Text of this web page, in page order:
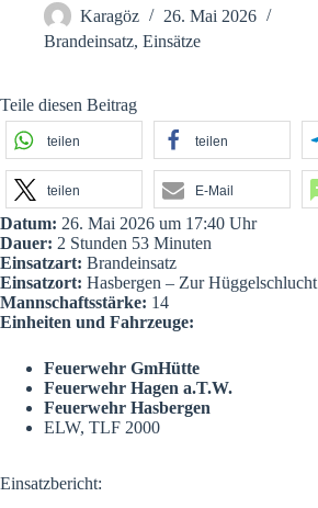
Karagöz
26. Mai 2026
Brandeinsatz, Einsätze
Teile diesen Beitrag
teilen teilen
teilen E-Mail
Datum: 26. Mai 2026 um 17:40 Uhr
Dauer: 2 Stunden 53 Minuten
Einsatzart: Brandeinsatz
Einsatzort: Hasbergen – Zur Hüggelschlucht
Mannschaftsstärke: 14
Einheiten und Fahrzeuge:
Feuerwehr GmHütte
Feuerwehr Hagen a.T.W.
Feuerwehr Hasbergen
ELW, TLF 2000
Einsatzbericht: